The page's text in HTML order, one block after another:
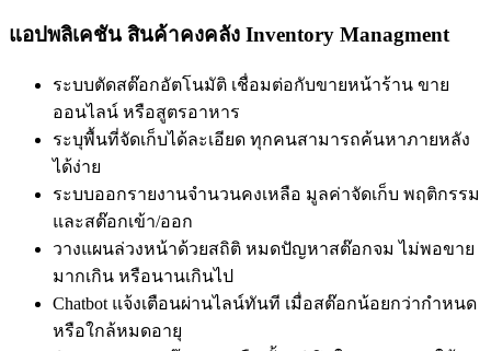
แอปพลิเคชัน สินค้าคงคลัง Inventory Managment
ระบบตัดสต๊อกอัตโนมัติ เชื่อมต่อกับขายหน้าร้าน ขาย
ออนไลน์ หรือสูตรอาหาร
ระบุพื้นที่จัดเก็บได้ละเอียด ทุกคนสามารถค้นหาภายหลัง
ได้ง่าย
ระบบออกรายงานจำนวนคงเหลือ มูลค่าจัดเก็บ พฤติกรรม
และสต๊อกเข้า/ออก
วางแผนล่วงหน้าด้วยสถิติ หมดปัญหาสต๊อกจม ไม่พอขาย
มากเกิน หรือนานเกินไป
Chatbot แจ้งเตือนผ่านไลน์ทันที เมื่อสต๊อกน้อยกว่ากำหนด
หรือใกล้หมดอายุ